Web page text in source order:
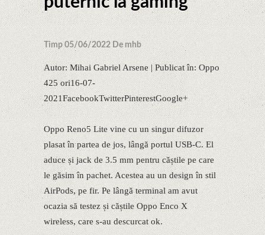
Timp 05/06/2022 De mhb
Autor: Mihai Gabriel Arsene | Publicat în: Oppo
425 ori16-07-
2021FacebookTwitterPinterestGoogle+
Oppo Reno5 Lite vine cu un singur difuzor
plasat în partea de jos, lângă portul USB-C. El
aduce și jack de 3.5 mm pentru căștile pe care
le găsim în pachet. Acestea au un design în stil
AirPods, pe fir. Pe lângă terminal am avut
ocazia să testez și căștile Oppo Enco X
wireless, care s-au descurcat ok.